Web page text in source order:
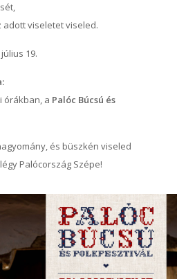
adott viseletet viseled.
19.
órákban, a Palóc Búcsú és
és büszkén viseled
Palócország Szépe!